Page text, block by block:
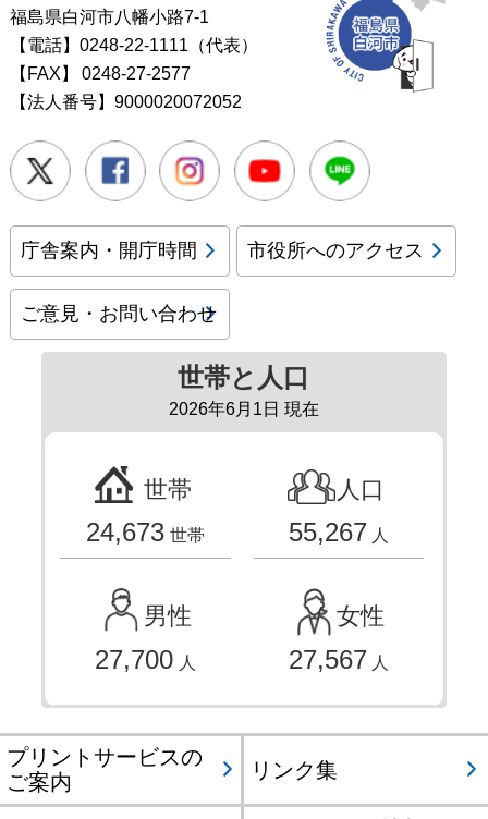
福島県白河市八幡小路7-1
【電話】0248-22-1111（代表）
【FAX】
0248-27-2577
【法人番号】9000020072052
Twitter FacebookInstagramYoutube
庁舎案内・開庁時間 市役所へのアクセス
ご意見・お問い合わせ
世帯と人口
2026年6月1日 現在
世帯
24,673 世帯
人口
55,267 人
男性
27,700 人
女性
27,567 人
プリントサービスの
ご案内
リンク集